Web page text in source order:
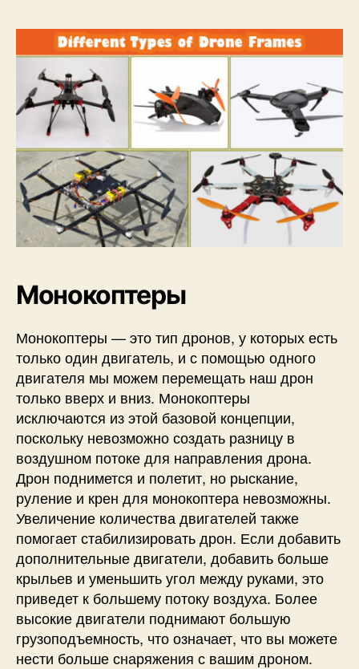
о
н
о
к
о
п
т
е
р
а
д
о
п
т
е
р
а
Монокоптеры
Монокоптеры — это тип дронов, у которых есть
только один двигатель, и с помощью одного
двигателя мы можем перемещать наш дрон
только вверх и вниз. Монокоптеры
исключаются из этой базовой концепции,
поскольку невозможно создать разницу в
воздушном потоке для направления дрона.
Дрон поднимется и полетит, но рыскание,
руление и крен для монокоптера невозможны.
Увеличение количества двигателей также
помогает стабилизировать дрон. Если добавить
дополнительные двигатели, добавить больше
крыльев и уменьшить угол между руками, это
приведет к большему потоку воздуха. Более
высокие двигатели поднимают большую
грузоподъемность, что означает, что вы можете
нести больше снаряжения с вашим дроном.